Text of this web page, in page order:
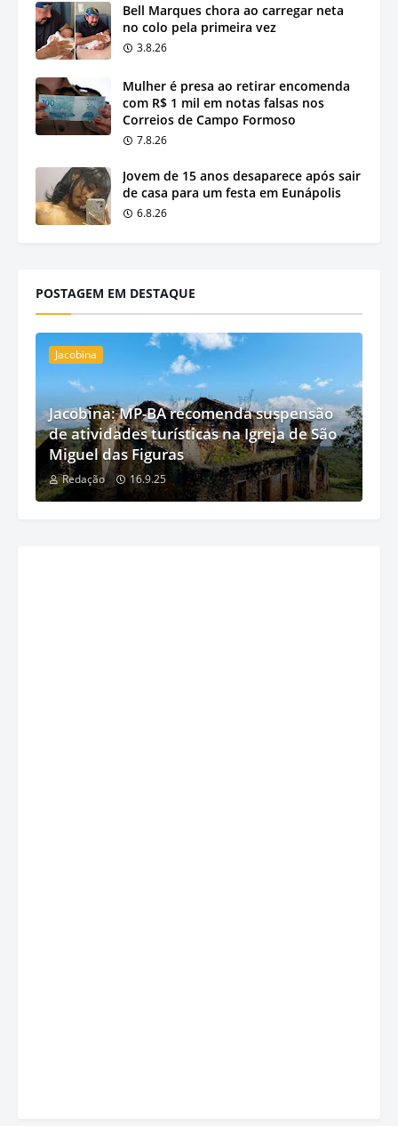
Bell Marques chora ao carregar neta
no colo pela primeira vez
3.8.26
Mulher é presa ao retirar encomenda
com R$ 1 mil em notas falsas nos
Correios de Campo Formoso
7.8.26
Jovem de 15 anos desaparece após sair
de casa para um festa em Eunápolis
6.8.26
POSTAGEM EM DESTAQUE
Jacobina
Jacobina: MP-BA recomenda suspensão
de atividades turísticas na Igreja de São
Miguel das Figuras
Redação 16.9.25